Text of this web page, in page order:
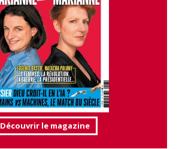
Découvrir le magazine